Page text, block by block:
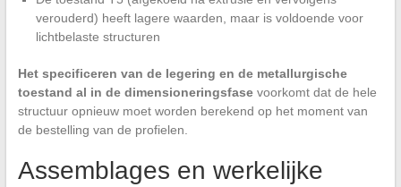
verouderd) heeft lagere waarden, maar is voldoende voor
lichtbelaste structuren
Het specificeren van de legering en de metallurgische
toestand al in de dimensioneringsfasevoorkomt dat de hele
structuur opnieuw moet worden berekend op het moment van
de bestelling van de profielen.
Assemblages en werkelijke